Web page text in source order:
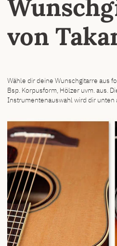
von
Wähle dir deine Wunschgitarre aus
Bsp. Korpusform, Hölzer uvm. aus.
Instrumentenauswahl wird dir unten